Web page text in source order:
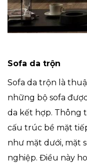
Sofa da trộn
Sofa da trộn là
những bộ sofa
da kết hợp. Thông
cấu trúc bề mặt
như mặt dưới, mặt
nghiệp. Điều này